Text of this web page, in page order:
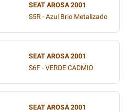
SEAT AROSA 2001
S5R - Azul Brio Metalizado
SEAT AROSA 2001
S6F - VERDE CADMIO
SEAT AROSA 2001